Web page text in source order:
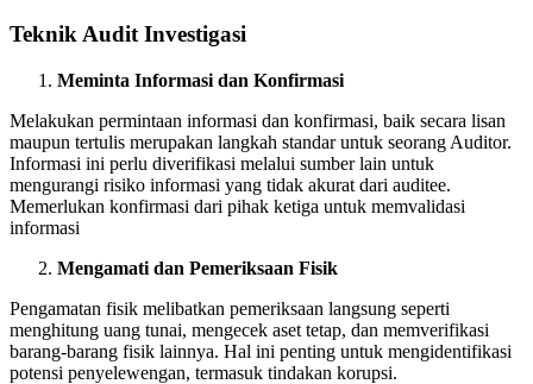
Teknik Audit Investigasi
Meminta Informasi dan Konfirmasi
Melakukan permintaan informasi dan konfirmasi, baik secara lisan
maupun tertulis merupakan langkah standar untuk seorang Auditor.
Informasi ini perlu diverifikasi melalui sumber lain untuk
mengurangi risiko informasi yang tidak akurat dari auditee.
Memerlukan konfirmasi dari pihak ketiga untuk memvalidasi
informasi
Mengamati dan Pemeriksaan Fisik
Pengamatan fisik melibatkan pemeriksaan langsung seperti
menghitung uang tunai, mengecek aset tetap, dan memverifikasi
barang-barang fisik lainnya. Hal ini penting untuk mengidentifikasi
potensi penyelewengan, termasuk tindakan korupsi.